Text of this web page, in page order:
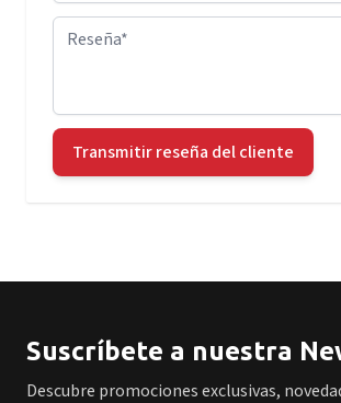
Reseña
Transmitir reseña del cliente
Suscríbete a nuestra
Descubre promociones exclusivas,